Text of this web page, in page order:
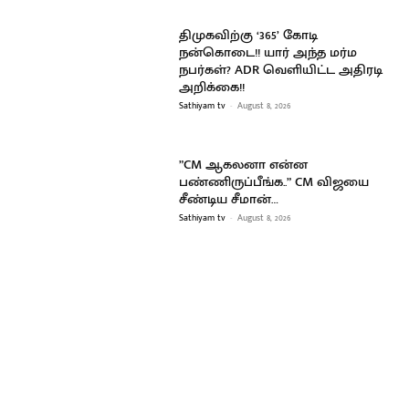
திமுகவிற்கு ‘365’ கோடி
நன்கொடை!! யார் அந்த மர்ம
நபர்கள்? ADR வெளியிட்ட அதிரடி
அறிக்கை!!
Sathiyam tv - August 8, 2026
”CM ஆகலனா என்ன
பண்ணிருப்பீங்க..” CM விஜயை
சீண்டிய சீமான்…
Sathiyam tv - August 8, 2026